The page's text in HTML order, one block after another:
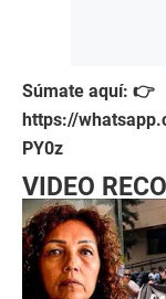
Súmate aquí: 👉
https://
PY0z
VIDEO